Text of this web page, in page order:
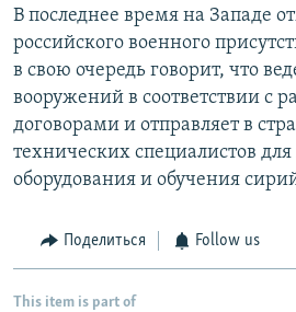
В последнее время на Западе
российского военного
в свою очередь говорит, что
вооружений в соответствии с
договорами и отправляет в
технических специалистов
оборудования и обучения
Поделиться Follow us
This item is part of